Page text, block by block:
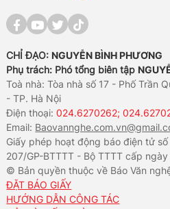
CHỈ ĐẠO: NGUYỄN BÌNH PHƯƠNG
Phụ trách: Phó tổng biên tập
Toà nhà: Tòa nhà số 17 - Phố Trần
- TP. Hà Nội
Điện thoại:024.6270262;
Email:
Giấy phép hoạt động báo điện tử số
207/GP-BTTTT - Bộ TTTT cấp
© Bản quyền thuộc về Báo Văn
ĐẶT BÁO GIẤY
HƯỚNG DẪN CÔNG TÁC